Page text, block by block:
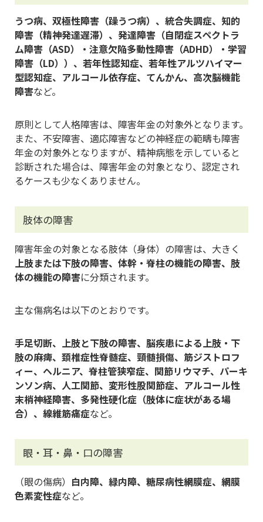
うつ病、双極性障害（躁うつ病）、統合失調症、知的
障害（精神発達遅滞）、発達障害（自閉症スペクトラ
ム障害（ASD）・注意欠陥多動性障害（ADHD）・学習
障害（LD））、若年性認知症、若年性アルツハイマー
型認知症、アルコール依存症、てんかん、高次脳機能
障害など。
原則として人格障害は、障害年金の対象外となります。
また、不安障害、適応障害などの神経症の範疇も障害
年金の対象外となりますが、精神病態を示していると
診断された場合は、障害年金の対象となり、認定され
るケースも少なくありません。
肢体の障害
障害年金の対象となる肢体（身体）の障害は、大きく
上肢または下肢の障害、体幹・脊柱の機能の障害、肢
体の機能の障害に分類されます。
主な傷病名は以下のとおりです。
手足切断、上肢と下肢の障害、脳疾患による上肢・下
肢の麻痺、頚椎症性脊髄症、頸髄損傷、筋ジストロフ
ィー、ヘルニア、脊柱管狭窄症、関節リウマチ、パーキ
ンソン病、人工関節、変形性股関節症、アルコール性
末梢神経障害、多発性硬化症（肢体に症状がある場
合）、線維筋痛症など。
眼・耳・鼻・口の障害
（眼の傷病） 白内障、緑内障、糖尿病性網膜症、網膜
色素変性症など。